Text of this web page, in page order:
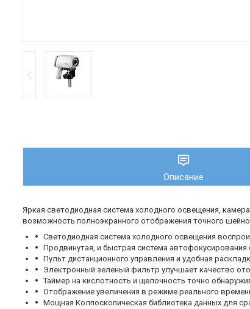
Описание
Яркая светодиодная система холодного освещения,
возможность полноэкранного отображения точного
Светодиодная система холодного освещения
Продвинутая, и быстрая система
Пульт дистанционного управления и удобная
Электронный зеленый фильтр улучшает качество
Таймер на кислотность и щелочность точно
Отображение увеличения в режиме реального
Мощная Колпоскопическая библиотека данных для